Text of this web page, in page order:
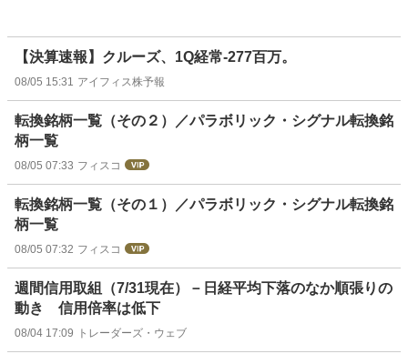
【決算速報】クルーズ、1Q経常-277百万。
08/05 15:31 アイフィス株予報
転換銘柄一覧（その２）／パラボリック・シグナル転換銘
柄一覧
08/05 07:33 フィスコ
転換銘柄一覧（その１）／パラボリック・シグナル転換銘
柄一覧
08/05 07:32 フィスコ
週間信用取組（7/31現在）－日経平均下落のなか順張りの
動き 信用倍率は低下
08/04 17:09 トレーダーズ・ウェブ